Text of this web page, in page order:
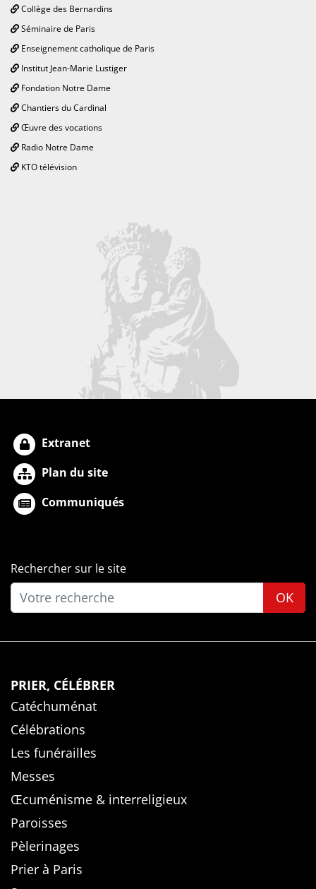
Collège des Bernardins
Séminaire de Paris
Enseignement catholique de Paris
Institut Jean-Marie Lustiger
Fondation Notre Dame
Chantiers du Cardinal
Œuvre des vocations
Radio Notre Dame
KTO télévision
Extranet
Plan du site
Communiqués
Rechercher sur le site
OK
PRIER, CÉLÉBRER
Catéchuménat
Célébrations
Les funérailles
Messes
Œcuménisme & interreligieux
Paroisses
Pèlerinages
Prier à Paris